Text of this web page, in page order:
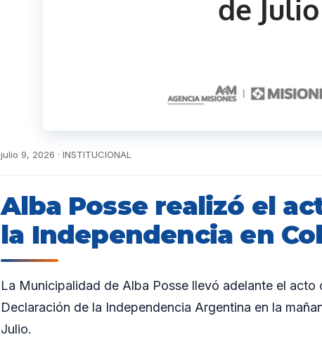
julio 9, 2026 · INSTITUCIONAL
Alba Posse realizó el
la Independencia en
La Municipalidad de Alba Posse llevó adelante el
Declaración de la Independencia Argentina en la
Julio.